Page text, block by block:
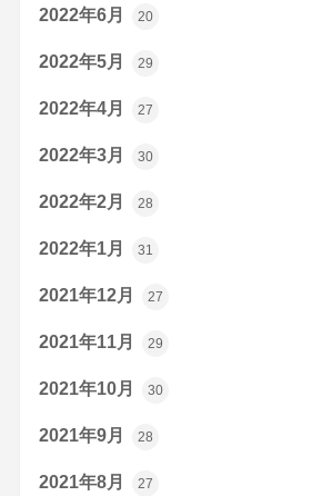
2022年6月 20
2022年5月 29
2022年4月 27
2022年3月 30
2022年2月 28
2022年1月 31
2021年12月 27
2021年11月 29
2021年10月 30
2021年9月 28
2021年8月 27